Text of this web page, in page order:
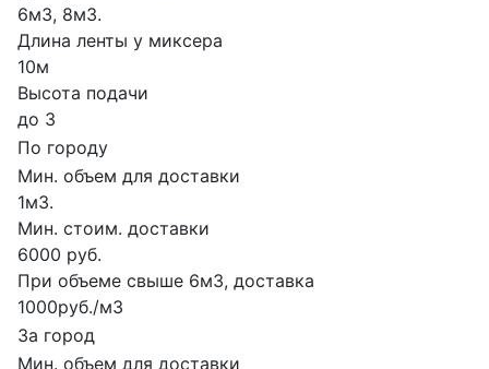
6м3, 8м3.
Длина ленты у миксера
10м
Высота подачи
до 3
По городу
Мин. объем для доставки
1м3.
Мин. стоим. доставки
6000 руб.
При объеме свыше 6м3, доставка
1000руб./м3
За город
Мин. объем для доставки